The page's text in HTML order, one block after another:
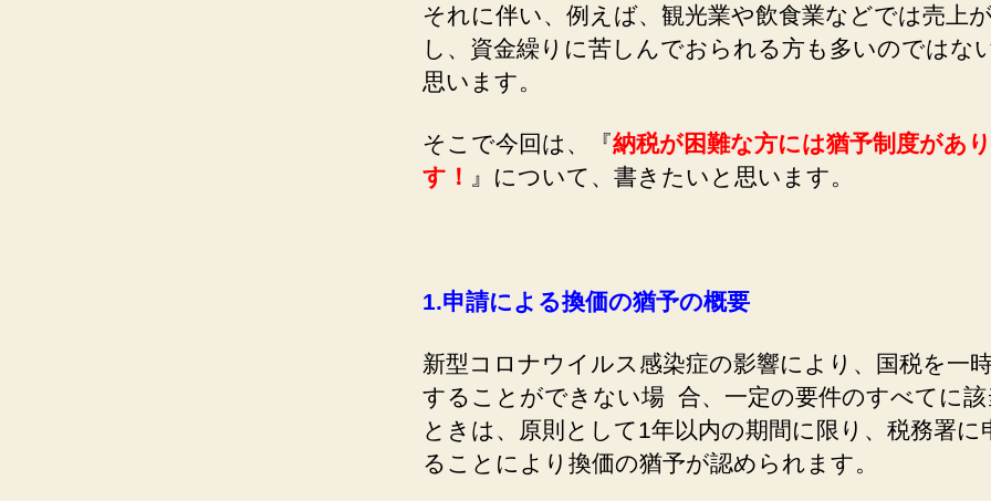
それに伴い、例えば、観光業や飲食業などでは売上
し、資金繰りに苦しんでおられる方も多いのではな
思います。
そこで今回は、『納税が困難な方には猶予制度があ
す！ 』について、書きたいと思います。
1.申請による換価の猶予の概要
新型コロナウイルス感染症の影響により、国税を一
することができない場 合、一定の要件のすべてに該
ときは、原則として1年以内の期間に限り、税務署に
ることにより換価の猶予が認められます。